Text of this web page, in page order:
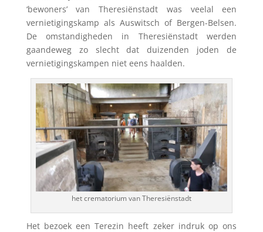
‘bewoners’ van Theresiënstadt was veelal een
vernietigingskamp als Auswitsch of Bergen-Belsen.
De omstandigheden in Theresiënstadt werden
gaandeweg zo slecht dat duizenden joden de
vernietigingskampen niet eens haalden.
het crematorium van Theresiënstadt
Het bezoek een Terezin heeft zeker indruk op ons